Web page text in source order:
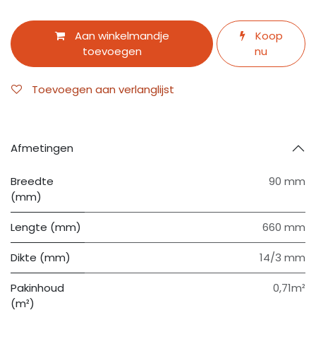
Aan winkelmandje
toevoegen
Koop
nu
Toevoegen aan verlanglijst
Afmetingen
Breedte
(mm)
90 mm
Lengte (mm) 660 mm
Dikte (mm) 14/3 mm
Pakinhoud
(m²)
0,71m²